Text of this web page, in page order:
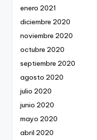
enero 2021
diciembre 2020
noviembre 2020
octubre 2020
septiembre 2020
agosto 2020
julio 2020
junio 2020
mayo 2020
abril 2020